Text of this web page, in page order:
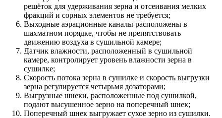
решёток для удерживания зерна и отсеивания мелких
фракций и сорных элементов не требуется;
Выходные аэрационные каналы расположены в
шахматном порядке, чтобы не препятствовать
движению воздуха в сушильной камере;
Датчик влажности, расположенный в сушильной
камере, контролирует уровень влажности зерна в
сушилке;
Скорость потока зерна в сушилке и скорость выгрузки
зерна регулируется четырьмя дозаторами;
Выгрузные шнеки, расположенные под сушилкой,
подают высушенное зерно на поперечный шнек;
Поперечный шнек выгружает сухое зерно из сушилки.